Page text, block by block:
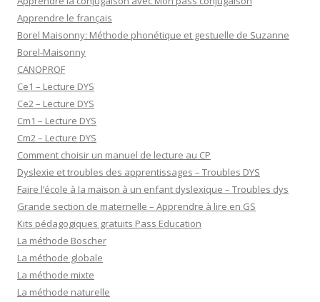
Apprendre le français
Borel Maisonny: Méthode phonétique et gestuelle de Suzanne
Borel-Maisonny
CANOPROF
Ce1 – Lecture DYS
Ce2 – Lecture DYS
Cm1 – Lecture DYS
Cm2 – Lecture DYS
Comment choisir un manuel de lecture au CP
Dyslexie et troubles des apprentissages – Troubles DYS
Faire l’école à la maison à un enfant dyslexique – Troubles dys
Grande section de maternelle – Apprendre à lire en GS
Kits pédagogiques gratuits Pass Education
La méthode Boscher
La méthode globale
La méthode mixte
La méthode naturelle